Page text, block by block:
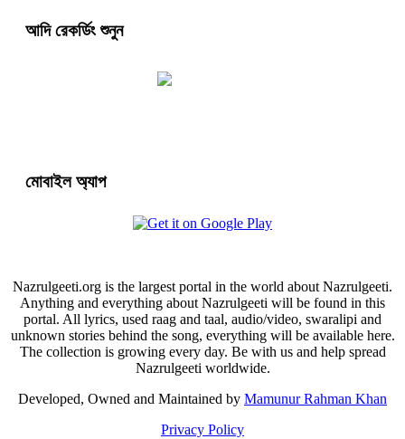
আদি রেকর্ডিং শুনুন
মোবাইল অ্যাপ
Nazrulgeeti.org is the largest portal in the world about Nazrulgeeti.
Anything and everything about Nazrulgeeti will be found in this
portal. All lyrics, used raag and taal, audio/video, swaralipi and
unknown stories behind the song, everything will be available here.
The collection is growing every day. Be with us and help spread
Nazrulgeeti worldwide.
Developed, Owned and Maintained by Mamunur Rahman Khan
Privacy Policy